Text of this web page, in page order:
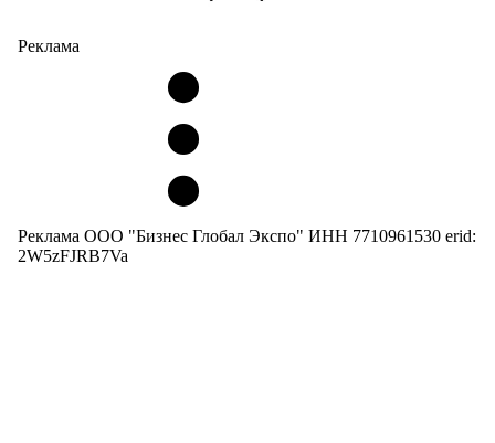
Реклама
Реклама ООО "Бизнес Глобал Экспо" ИНН 7710961530 erid:
2W5zFJRB7Va